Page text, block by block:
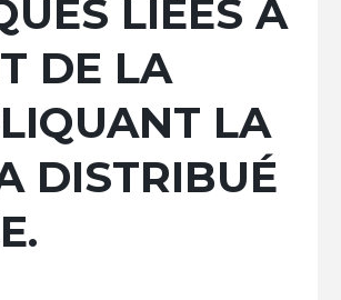
LIÉES À
DE LA
LA
DISTRIBUÉ